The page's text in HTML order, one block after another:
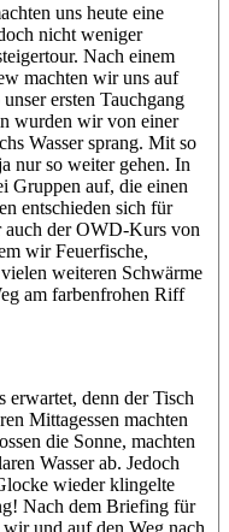
uns heute eine
nicht weniger
Nach einem
machten wir uns auf
ersten Tauchgang
wurden wir von einer
Wasser sprang. Mit so
nur so weiter gehen. In
Gruppen auf, die einen
entschieden sich für
auch der OWD-Kurs von
wir Feuerfische,
weiteren Schwärme
am farbenfrohen Riff
denn der Tisch
Mittagessen machten
die Sonne, machten
Wasser ab. Jedoch
wieder klingelte
Nach dem Briefing für
und auf den Weg nach